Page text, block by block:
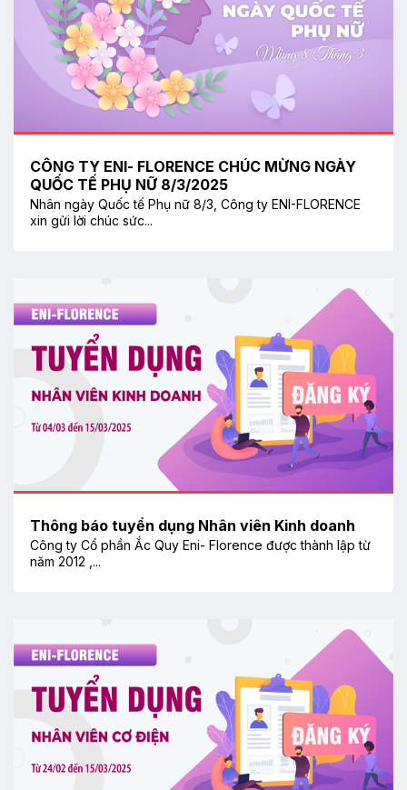
CÔNG TY ENI- FLORENCE CHÚC MỪNG NGÀY
QUỐC TẾ PHỤ NỮ 8/3/2025
Nhân ngày Quốc tế Phụ nữ 8/3, Công ty ENI-FLORENCE
xin gửi lời chúc sức...
Thông báo tuyển dụng Nhân viên Kinh doanh
Công ty Cổ phần Ắc Quy Eni- Florence được thành lập từ
năm 2012 ,...